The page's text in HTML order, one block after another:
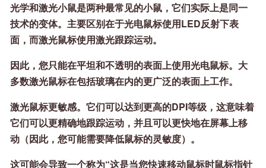
光学和激光小鼠是两种最常见的小鼠，它们实际上是同一
技术的变体。主要区别在于光电鼠标使用LED反射下表
面，而激光鼠标使用激光跟踪运动。
因此，您只能在平坦和不透明的表面上使用光电鼠标。大
多数激光鼠标在包括玻璃在内的更广泛的表面上工作。
激光鼠标更敏感。它们可以达到更高的DPI等级，这意味着
它们可以更精确地跟踪运动，并且可以更快地在屏幕上移
动（因此，您可能需要降低鼠标的灵敏度）。
这可能会导致一个称为“这是当您快速移动鼠标时鼠标指针